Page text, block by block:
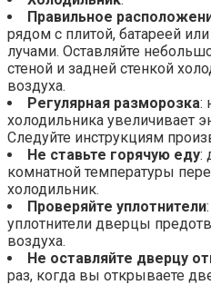
Правильное
рядом с плитой, батареей
лучами. Оставляйте
стеной и задней стенкой
воздуха.
Регулярная разморозка:
холодильника увеличивает
Следуйте инструкциям
Не ставьте горячую еду:
комнатной температуры
холодильник.
Проверяйте уплотнители
уплотнители дверцы
воздуха.
Не оставляйте дверцу
раз, когда вы открываете